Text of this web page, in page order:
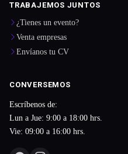
TRABAJEMOS JUNTOS
¿Tienes un evento?
Venta empresas
Envíanos tu CV
CONVERSEMOS
Escríbenos de:
Lun a Jue: 9:00 a 18:00 hrs.
Vie: 09:00 a 16:00 hrs.